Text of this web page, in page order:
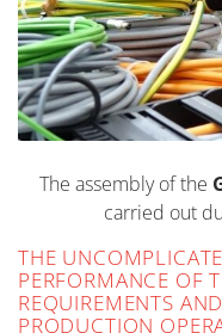
The assembly of the
carried out
THE
PERFORMANCE OF
REQUIREMENTS
PRODUCTION